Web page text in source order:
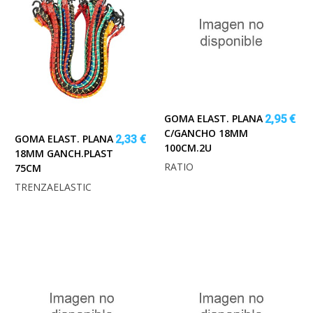
GOMA ELAST. PLANA
18MM GANCH.PLAST
75CM
2,33 €
TRENZAELASTIC
GOMA ELAST. PLANA
C/GANCHO 18MM
100CM.2U
2,95 €
RATIO